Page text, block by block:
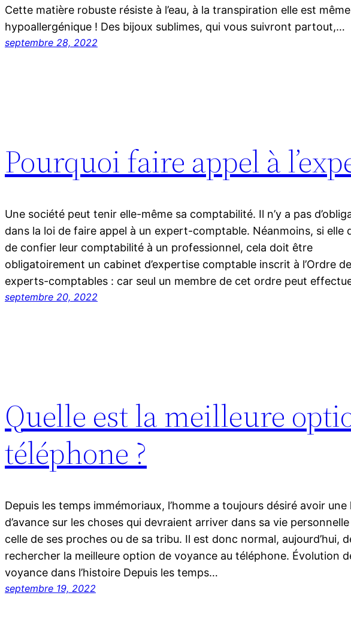
Cette matière robuste résiste à l’eau, à la transpiration elle est même
hypoallergénique ! Des bijoux sublimes, qui vous suivront partout,…
septembre 28, 2022
Pourquoi faire appel à
Une société peut tenir elle-même sa comptabilité. Il n’y a pas
dans la loi de faire appel à un expert-comptable. Néanmoins, si elle
de confier leur comptabilité à un professionnel, cela doit être
obligatoirement un cabinet d’expertise comptable inscrit à l’Ordre
experts-comptables : car seul un membre de cet ordre peut
septembre 20, 2022
Quelle est la meilleure
téléphone ?
Depuis les temps immémoriaux, l’homme a toujours désiré avoir une
d’avance sur les choses qui devraient arriver dans sa vie
celle de ses proches ou de sa tribu. Il est donc normal, aujourd’hui,
rechercher la meilleure option de voyance au téléphone. Évolution
voyance dans l’histoire Depuis les temps…
septembre 19, 2022